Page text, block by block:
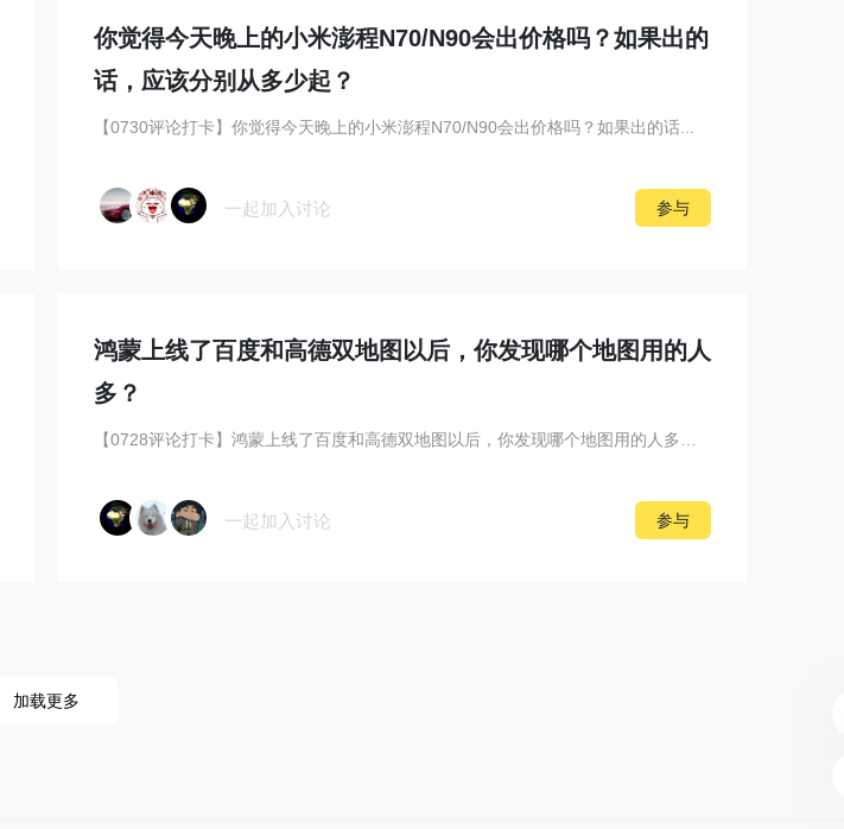
你觉得今天晚上的小米澎程N70/N90会出价格吗？如果出的
话，应该分别从多少起？
【0730评论打卡】你觉得今天晚上的小米澎程N70/N90会出价格吗？如果出的话...
一起加入讨论 参与
鸿蒙上线了百度和高德双地图以后，你发现哪个地图用的人
多？
一起加入讨论 参与
加载更多